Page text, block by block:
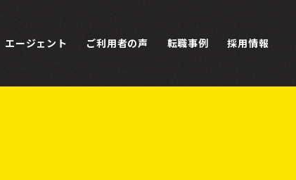
エージェント ご利用者の声 転職事例 採用情報